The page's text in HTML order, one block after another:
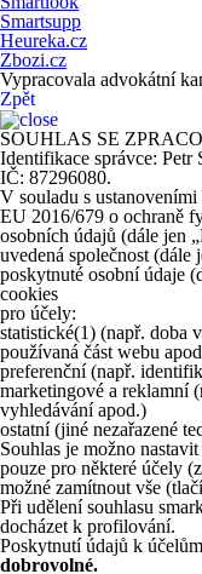
Smartsupp
Heureka.cz
Zbozi.cz
Vypracovala advokátní
Zpět
SOUHLAS SE
Identifikace správce:
IČ: 87296080.
V souladu s
EU 2016/679 o ochraně
osobních údajů (dále jen
uvedená společnost (dále
poskytnuté osobní údaje
cookies
pro účely:
statistické(1) (např. doba
používaná část webu
preferenční (např.
marketingové a reklamní
vyhledávání apod.)
ostatní (jiné nezařazené
Souhlas je možno
pouze pro některé účely
možné zamítnout vše
Při udělení souhlasu
docházet k profilování.
Poskytnutí údajů k
dobrovolné.